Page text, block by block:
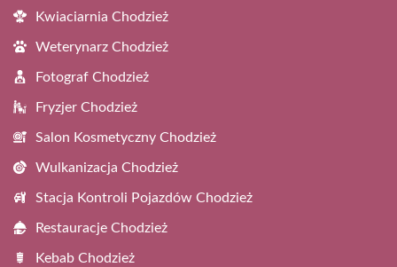
Kwiaciarnia Chodzież
Weterynarz Chodzież
Fotograf Chodzież
Fryzjer Chodzież
Salon Kosmetyczny Chodzież
Wulkanizacja Chodzież
Stacja Kontroli Pojazdów Chodzież
Restauracje Chodzież
Kebab Chodzież